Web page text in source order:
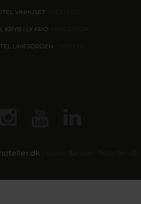
VINHUSET, NÆSTVED
KRYB I LY KRO
LIMFJORDEN
| www.danske-hoteller.dk